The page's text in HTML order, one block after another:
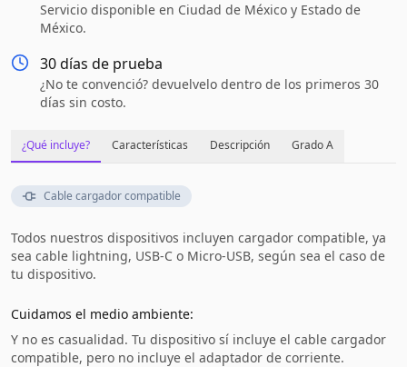
Servicio disponible en Ciudad de México y Estado de
México.
30 días de prueba
¿No te convenció? devuelvelo dentro de los primeros 30
días sin costo.
¿Qué incluye? Características Descripción Grado A
Cable cargador compatible
Todos nuestros dispositivos incluyen cargador compatible, ya
sea cable lightning, USB-C o Micro-USB, según sea el caso de
tu dispositivo.
Cuidamos el medio ambiente:
Y no es casualidad. Tu dispositivo sí incluye el cable cargador
compatible, pero no incluye el adaptador de corriente.